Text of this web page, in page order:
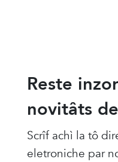
Reste
novitâts
Scrîf achì la tô
eletroniche par